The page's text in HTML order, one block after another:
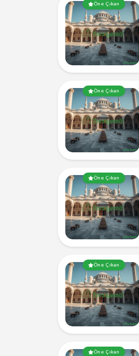
Öne Çıkan
Öne Çıkan
Öne Çıkan
Öne Çıkan
Öne Çıkan